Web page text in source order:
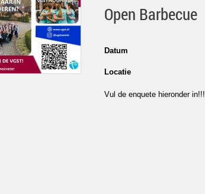
Open Barbecue
Datum
Locatie
Vul de enquete hieronder in!!!